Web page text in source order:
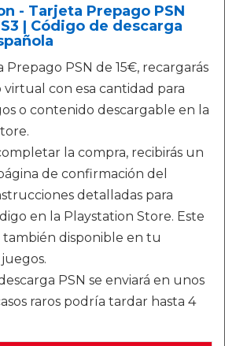
- Tarjeta Prepago PSN
| Código de descarga
Prepago PSN de 15€, recargarás
con esa cantidad para
o contenido descargable en la
la compra, recibirás un
de confirmación del
detalladas para
en la Playstation Store. Este
también disponible en tu
PSN se enviará en unos
raros podría tardar hasta 4